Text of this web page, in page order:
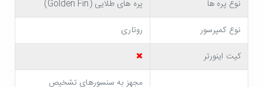
GAC-HF24TQ3C
را به طور حداکثری تنظیم کنید تا هوای
خنک در محدوده وسیع تری در دسترس قرار گیرد.
نوع پره ها
پره های طلایی (Golden Fin)
نوع کمپرسور
روتاری
کیت اینورتر
مجهز به سنسورهای تشخیص